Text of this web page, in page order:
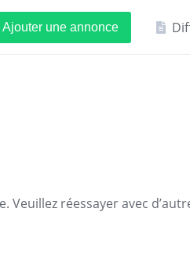
Ajouter une annonce
réessayer avec